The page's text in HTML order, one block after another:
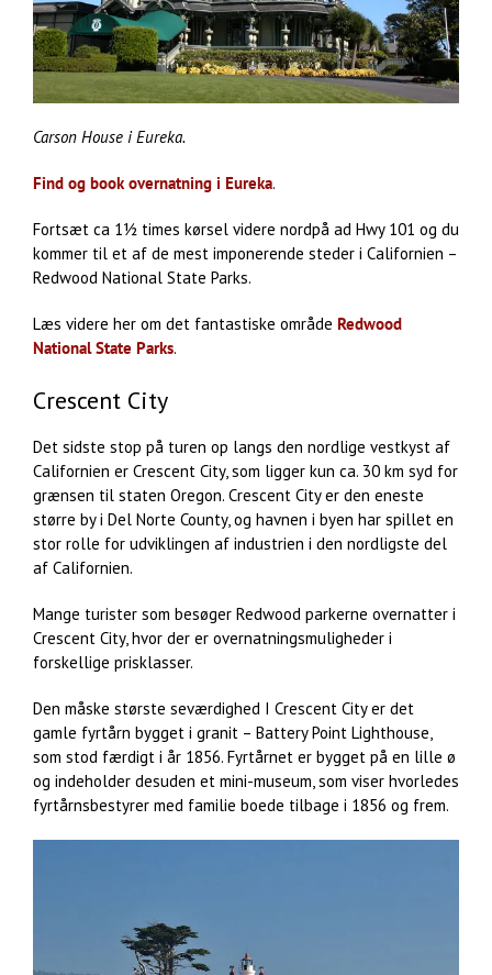
Carson House i Eureka.
Find og book overnatning i Eureka.
Fortsæt ca 1½ times kørsel videre nordpå ad Hwy 101 og du
kommer til et af de mest imponerende steder i Californien –
Redwood National State Parks.
Læs videre her om det fantastiske område Redwood
National State Parks.
Crescent City
Det sidste stop på turen op langs den nordlige vestkyst af
Californien er Crescent City, som ligger kun ca. 30 km syd for
grænsen til staten Oregon. Crescent City er den eneste
større by i Del Norte County, og havnen i byen har spillet en
stor rolle for udviklingen af industrien i den nordligste del
af Californien.
Mange turister som besøger Redwood parkerne overnatter i
Crescent City, hvor der er overnatningsmuligheder i
forskellige prisklasser.
Den måske største seværdighed I Crescent City er det
gamle fyrtårn bygget i granit – Battery Point Lighthouse,
som stod færdigt i år 1856. Fyrtårnet er bygget på en lille ø
og indeholder desuden et mini-museum, som viser hvorledes
fyrtårnsbestyrer med familie boede tilbage i 1856 og frem.